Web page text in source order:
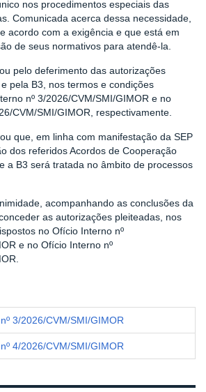
nos procedimentos especiais das
Comunicada acerca dessa necessidade,
acordo com a exigência e que está em
de seus normativos para atendê-la.
pelo deferimento das autorizações
pela B3, nos termos e condições
nº 3/2026/CVM/SMI/GIMOR e no
CVM/SMI/GIMOR, respectivamente.
que, em linha com manifestação da SEP
dos referidos Acordos de Cooperação
a B3 será tratada no âmbito de processos
acompanhando as conclusões da
as autorizações pleiteadas, nos
no Ofício Interno nº
e no Ofício Interno nº
3/2026/CVM/SMI/GIMOR
4/2026/CVM/SMI/GIMOR